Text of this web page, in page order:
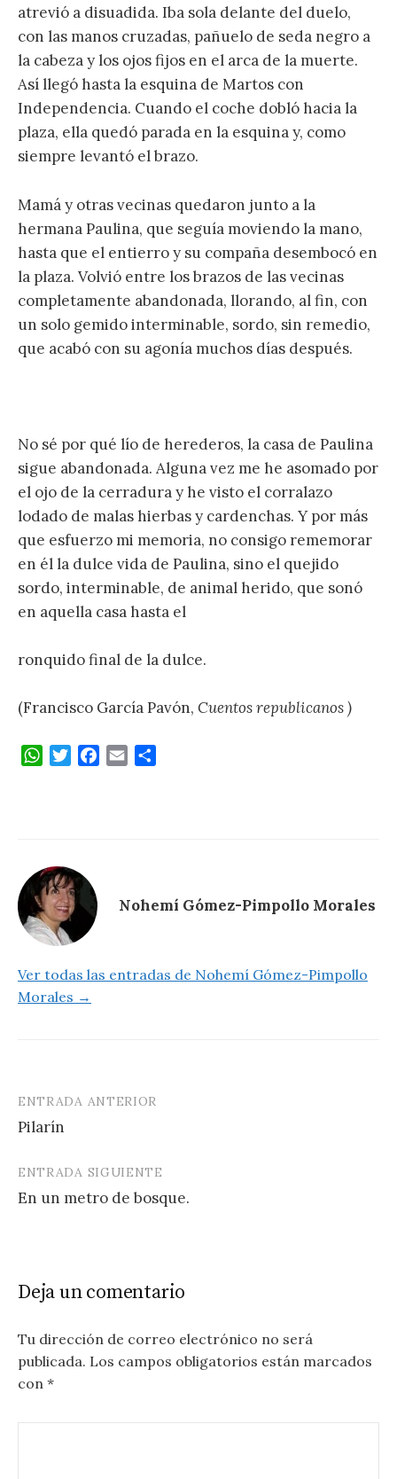
atrevió a disuadida. Iba sola de­lante del duelo,
con las manos cruzadas, pañuelo de seda negro a
la cabeza y los ojos fijos en el arca de la muerte.
Así llegó hasta la esquina de Martos con
Independencia. Cuando el coche dobló hacia la
plaza, ella quedó parada en la esquina y, como
siempre levantó el brazo.
Mamá y otras vecinas quedaron junto a la
hermana Paulina, que seguía moviendo la mano,
hasta que el entierro y su compaña desembocó en
la plaza. Volvió entre los brazos de las vecinas
completamente abandonada, llorando, al fin, con
un solo gemido interminable, sordo, sin remedio,
que acabó con su agonía muchos días después.
No sé por qué lío de herederos, la casa de Paulina
sigue abandonada. Alguna vez me he asomado por
el ojo de la cerradura y he visto el corralazo
lodado de malas hierbas y cardenchas. Y por más
que esfuerzo mi memoria, no consigo rememorar
en él la dulce vida de Paulina, sino el quejido
sordo, interminable, de animal herido, que sonó
en aquella casa hasta el
ronquido final de la dulce.
(Francisco García Pavón, Cuentos republicanos )
W
p
p
r
i
Nohemí Gómez-Pimpollo Morales
Ver todas las entradas de Nohemí Gómez-Pimpollo
Morales →
Navegación
de
entradas
ENTRADA ANTERIOR
Pilarín
ENTRADA SIGUIENTE
En un metro de bosque.
Deja un comentario
Tu dirección de correo electrónico no será
publicada. Los campos obligatorios están marcados
con *